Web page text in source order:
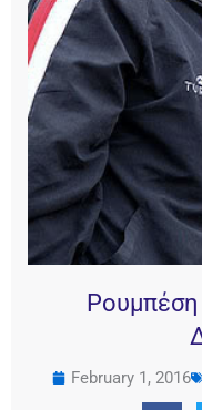
Ρουμπέση
February 1, 2016